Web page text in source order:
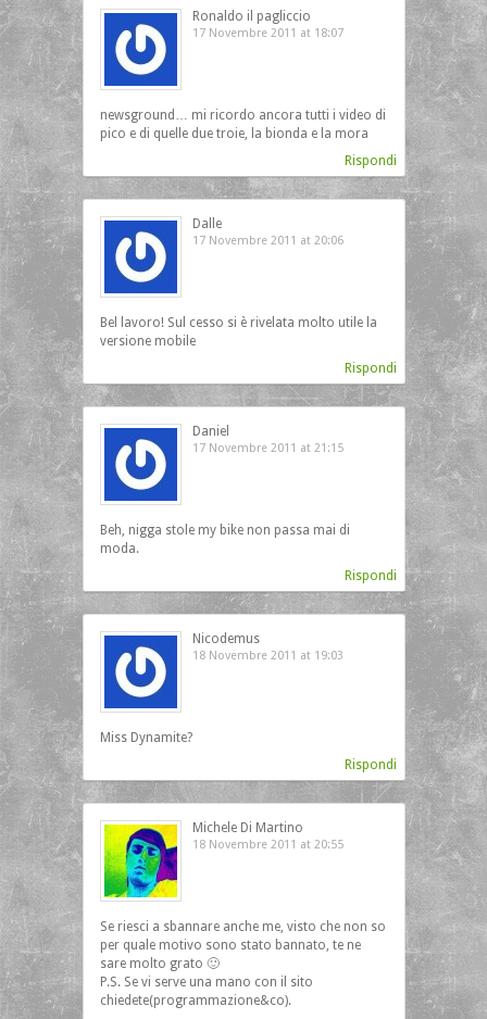
Ronaldo il pagliccio
17 Novembre 2011 at 18:07
newsground… mi ricordo ancora tutti i video di
pico e di quelle due troie, la bionda e la mora
Rispondi
Dalle
17 Novembre 2011 at 20:06
Bel lavoro! Sul cesso si è rivelata molto utile la
versione mobile
Rispondi
Daniel
17 Novembre 2011 at 21:15
Beh, nigga stole my bike non passa mai di
moda.
Rispondi
Nicodemus
18 Novembre 2011 at 19:03
Miss Dynamite?
Rispondi
Michele Di Martino
18 Novembre 2011 at 20:55
Se riesci a sbannare anche me, visto che non so
per quale motivo sono stato bannato, te ne
sare molto grato 🙂
P.S. Se vi serve una mano con il sito
chiedete(programmazione&co).